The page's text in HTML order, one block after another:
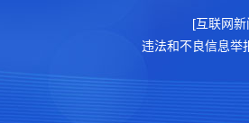
[互联网
违法和不良信息举